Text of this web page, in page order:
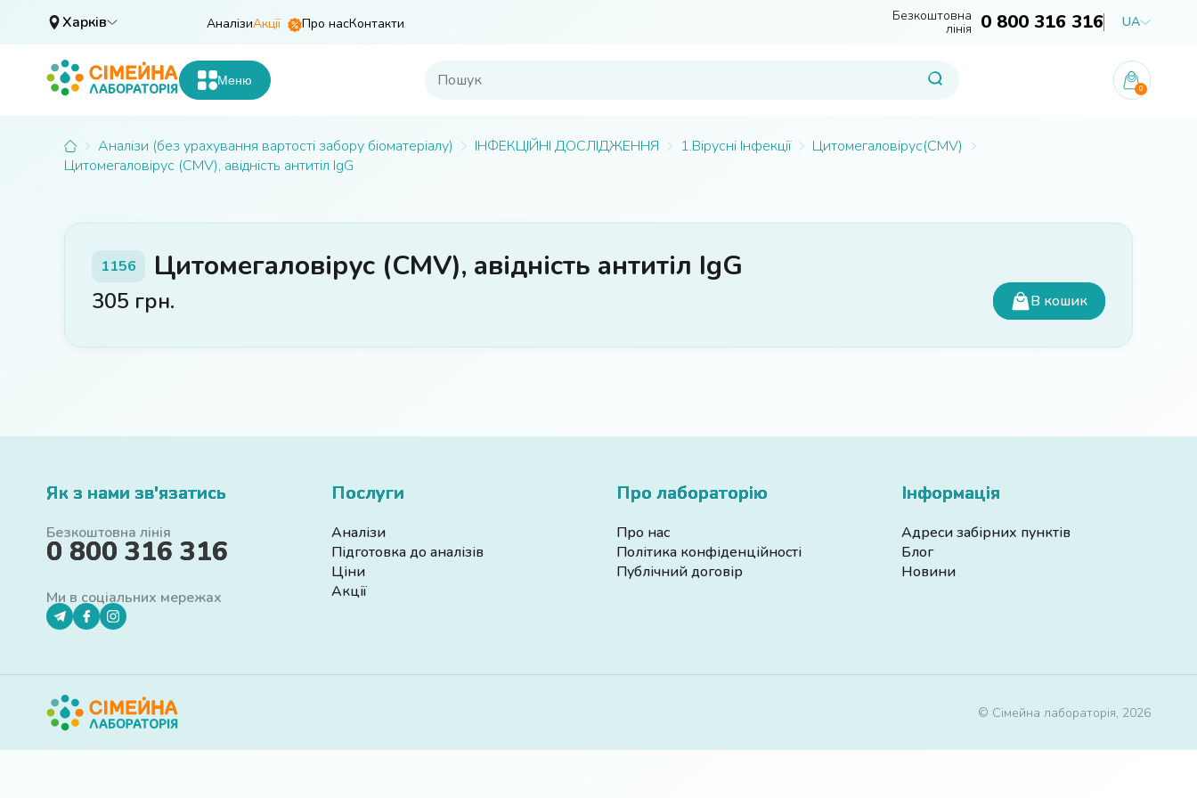
Харків АналізиАкції Про насКонтакти Безкоштовна
лінія 0 800 316 316 UA
Меню
0
Аналізи (без урахування вартості забору біоматеріалу) ІНФЕКЦІЙНІ ДОСЛІДЖЕННЯ 1.Вірусні Інфекції
Цитомегаловірус(CMV)
Цитомегаловірус (CMV), авідність антитіл IgG
1156 Цитомегаловірус (CMV), авідність антитіл IgG
305 грн. В кошик
Як з нами зв'язатись
Безкоштовна лінія
0 800 316 316
Ми в соціальних мережах
Послуги
Аналізи
Підготовка до аналізів
Ціни
Акції
Про лабораторію
Про нас
Політика конфіденційності
Публічний договір
Інформація
Адреси забірних пунктів
Блог
Новини
© Сімейна лабораторія, 2026